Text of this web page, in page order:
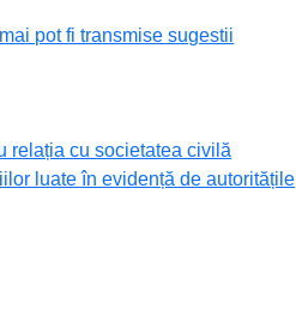
pot fi transmise sugestii
relația cu societatea civilă
luate în evidență de autoritățile